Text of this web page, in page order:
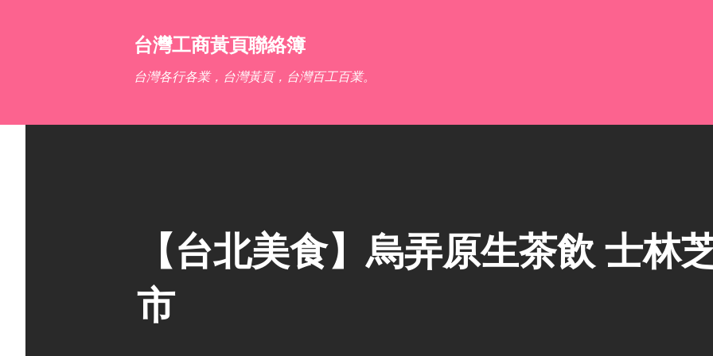
台灣工商黃頁聯絡簿
台灣各行各業，台灣黃頁，台灣百工百業。
【台北美食】烏弄原生茶飲 士林
市